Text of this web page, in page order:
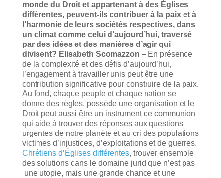
monde du Droit et appartenant à des Églises
différentes, peuvent-ils contribuer à la paix et à
l’harmonie de leurs sociétés respectives, dans
un climat comme celui d’aujourd’hui, traversé
par des idées et des manières d’agir qui
divisent? Elisabeth Scomazzon – En présence
de la complexité et des défis d’aujourd’hui,
l’engagement à travailler unis peut être une
contribution significative pour construire de la paix.
Au fond, chaque peuple et chaque nation se
donne des règles, possède une organisation et le
Droit peut aussi être un instrument de communion
qui aide à trouver des réponses aux questions
urgentes de notre planète et au cri des populations
victimes d’injustices, d’exploitations et de guerres.
Chrétiens d’Églises différentes, trouver ensemble
des solutions dans le domaine juridique n’est pas
une utopie, mais une grande chance et une